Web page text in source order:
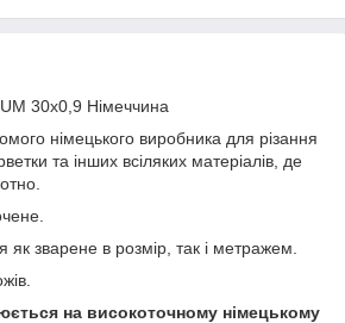
30х0,9 Німеччина
німецького виробника для різання
та інших всіляких матеріалів, де
як зварене в розмір, так і метражем.
на високоточному німецькому